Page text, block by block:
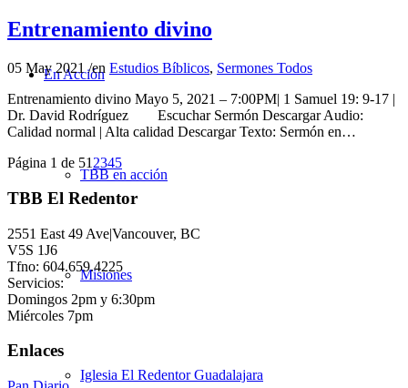
En Acción
TBB en acción
Misiones
Iglesia El Redentor Guadalajara
Entrenamiento divino
05 May 2021/en Estudios Bíblicos, Sermones Todos
Entrenamiento divino Mayo 5, 2021 – 7:00PM| 1 Samuel 19: 9-17 |
Dr. David Rodríguez Escuchar Sermón Descargar Audio:
Calidad normal | Alta calidad Descargar Texto: Sermón en…
Página 1 de 51 2345
TBB El Redentor
2551 East 49 Ave|Vancouver, BC
V5S 1J6
Tfno: 604.659.4225
Servicios:
Domingos 2pm y 6:30pm
Miércoles 7pm
Enlaces